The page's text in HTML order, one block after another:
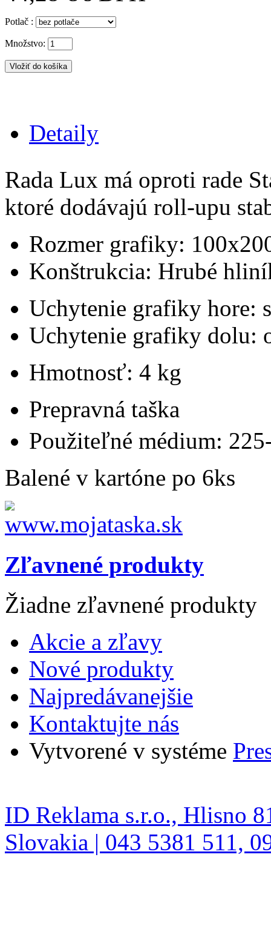
Potlač :
Množstvo:
Detaily
Rada Lux má oproti rade
ktoré dodávajú roll-upu
Rozmer grafiky:
Konštrukcia: Hrubé
Uchytenie grafiky hore:
Uchytenie grafiky dolu:
Hmotnosť: 4 kg
Prepravná taška
Použiteľné médium:
Balené v kartóne po 6ks
Zľavnené produkty
Žiadne zľavnené produkty
Akcie a zľavy
Nové produkty
Najpredávanejšie
Kontaktujte nás
Vytvorené v systéme
ID Reklama s.r.o., Hlisno
Slovakia | 043 5381 511,